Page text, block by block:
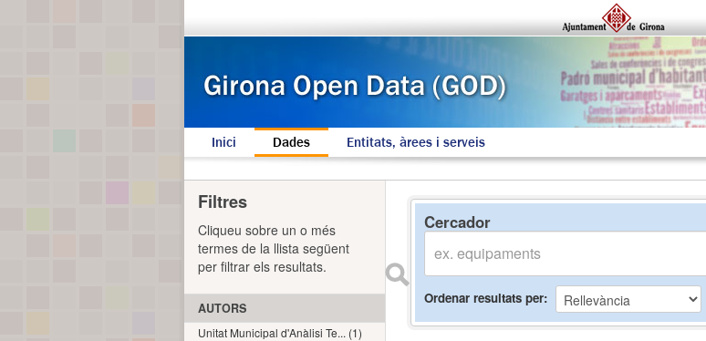
Inici Dades Entitats, àrees i serveis
Cercador
Ordenar resultats per
Filtres
Cliqueu sobre un o més
termes de la llista següent
per filtrar els resultats.
AUTORS
Unitat Municipal d'Anàlisi Te... (1)